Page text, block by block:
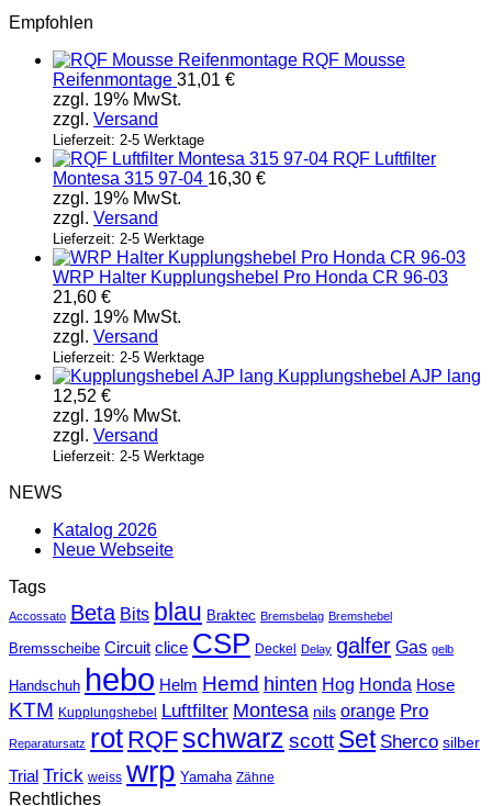
Empfohlen
RQF Mousse
Reifenmontage 31,01 €
zzgl. 19% MwSt.
zzgl. Versand
Lieferzeit: 2-5 Werktage
RQF Luftfilter
Montesa 315 97-04 16,30 €
zzgl. 19% MwSt.
zzgl. Versand
Lieferzeit: 2-5 Werktage
WRP Halter Kupplungshebel Pro Honda CR 96-03
21,60 €
zzgl. 19% MwSt.
zzgl. Versand
Lieferzeit: 2-5 Werktage
Kupplungshebel AJP lang
12,52 €
zzgl. 19% MwSt.
zzgl. Versand
Lieferzeit: 2-5 Werktage
NEWS
Katalog 2026
Neue Webseite
Tags
Accossato Beta Bits blau Braktec Bremsbelag Bremshebel
Bremsscheibe Circuit clice CSP Deckel Delay galfer Gas gelb
Handschuh hebo Helm Hemd hinten Hog Honda Hose
KTM Kupplungshebel Luftfilter Montesa nils orange Pro
Reparatursatz rot RQF schwarz scott Set Sherco silber
Trial Trick weiss wrp Yamaha Zähne
Rechtliches